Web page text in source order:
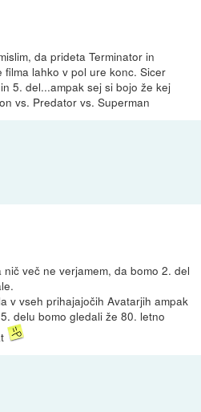
da prideta Terminator in
lahko v pol ure konc. Sicer
5. del...ampak sej si bojo že kej
vs. Predator vs. Superman
več ne verjamem, da bomo 2. del
v vseh prihajajočih Avatarjih ampak
delu bomo gledali že 80. letno